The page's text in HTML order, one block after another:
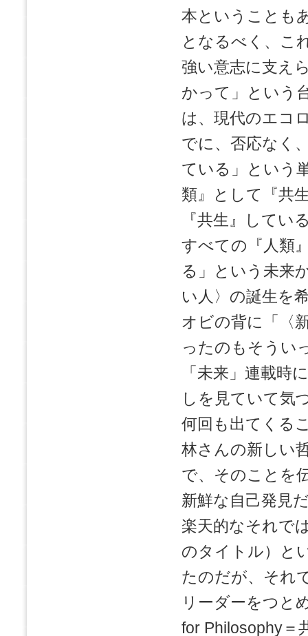
本ということも
となるべく、こ
強い意志に支え
かって」という
は、現代のエコ
でに、否応なく
ている」という
類』として『共
『共生』してい
すべての『人類
る」という未来
い人〉の誕生を
オビの背に「〈
ったのもそうい
「未来」連載時
しを見ていて気
何回も出てくる
林さんの新しい
で、そのことを
新鮮な自己発見
楽天的なそれで
のタイトル）と
たのだが、それ
リーダーをつと
for Philosophy＝